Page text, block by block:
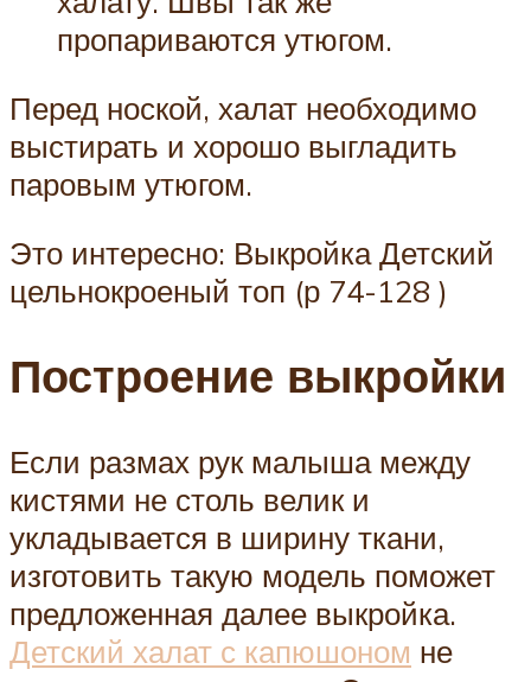
пропариваются утюгом.
Перед ноской, халат необходимо
выстирать и хорошо выгладить
паровым утюгом.
Это интересно: Выкройка Детский
цельнокроеный топ (р 74-128 )
Построение выкройки
Если размах рук малыша между
кистями не столь велик и
укладывается в ширину ткани,
изготовить такую модель поможет
предложенная далее выкройка.
Детский халат с капюшоном не